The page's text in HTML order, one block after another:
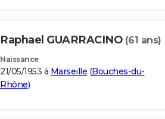
Raphael GUARRACINO (61 ans)
Naissance
21/05/1953 à Marseille (Bouches-du-
Rhône)